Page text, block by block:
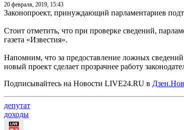
20 февраля, 2019, 15:43
Законопроект, принуждающий парламентариев
Стоит отметить, что при проверке сведений,
газета «Известия».
Напомним, что за предоставление ложных
новый проект сделает прозрачнее работу
Подписывайтесь на Новости LIVE24.RU в
депутат
доходы